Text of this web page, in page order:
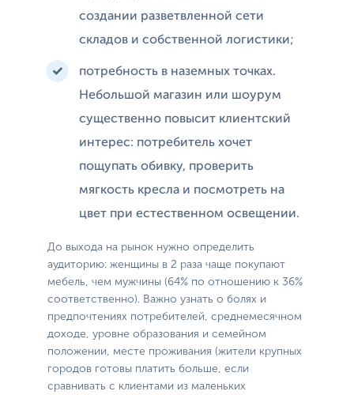
создании разветвленной сети
складов и собственной логистики;
потребность в наземных точках.
Небольшой магазин или шоурум
существенно повысит клиентский
интерес: потребитель хочет
пощупать обивку, проверить
мягкость кресла и посмотреть на
цвет при естественном освещении.
До выхода на рынок нужно определить
аудиторию: женщины в 2 раза чаще покупают
мебель, чем мужчины (64% по отношению к 36%
соответственно). Важно узнать о болях и
предпочтениях потребителей, среднемесячном
доходе, уровне образования и семейном
положении, месте проживания (жители крупных
городов готовы платить больше, если
сравнивать с клиентами из маленьких